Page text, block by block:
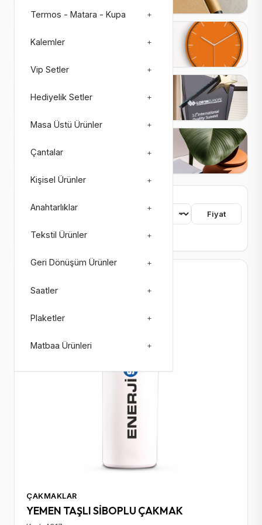
73 ürün
Termos - Matara - Kupa +
Kalemler +
Vip Setler +
Hediyelik Setler +
Masa Üstü Ürünler +
Çantalar +
Kişisel Ürünler +
Anahtarlıklar +
Tekstil Ürünler +
Geri Dönüşüm Ürünler +
Saatler +
Plaketler +
Matbaa Ürünleri +
Fiyat
Renk
ÇAKMAKLAR
YEMEN TAŞLI SİBOPLU ÇAKMAK